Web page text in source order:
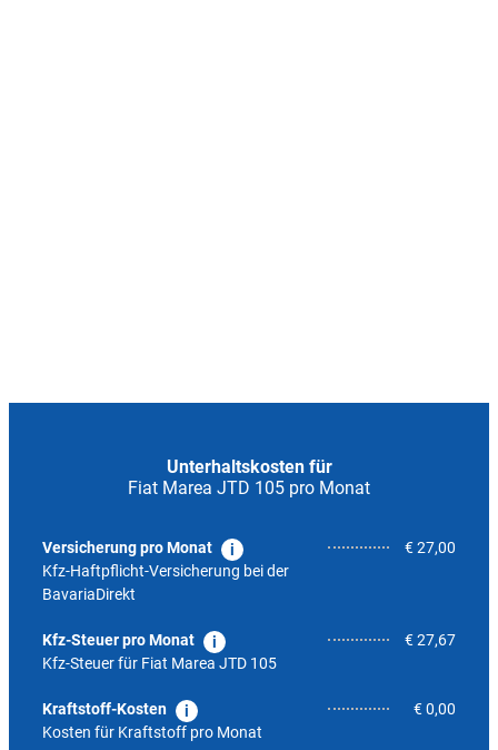
Unterhaltskosten für
Fiat Marea JTD 105 pro Monat
Versicherung pro Monat
Kfz-Haftpflicht-Versicherung bei der
BavariaDirekt
€ 27,00
Kfz-Steuer pro Monat
Kfz-Steuer für Fiat Marea JTD 105
€ 27,67
Kraftstoff-Kosten
Kosten für Kraftstoff pro Monat
€ 0,00